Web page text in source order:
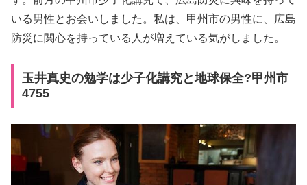
いる男性とお会いしました。私は、甲州市の男性に、広島
防災に関心を持っている人が増えている気がしました。
玉井真史の勉学は少子化講究と地球保全?甲州市
4755